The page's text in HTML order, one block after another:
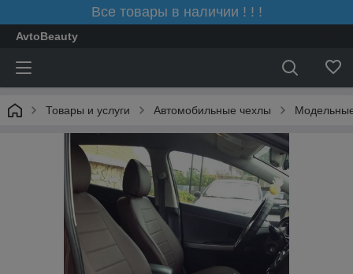
Все товары в наличии ! ! !
AvtoBeauty
Товары и услуги Автомобильные чехлы